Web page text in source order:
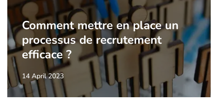
Comment mettre en place un
processus de recrutement
efficace ?
14 April 2023